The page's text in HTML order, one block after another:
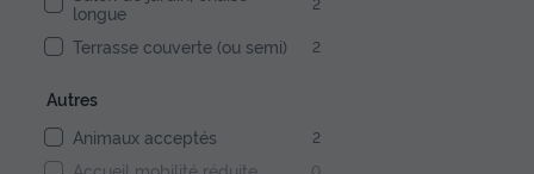
longue
Terrasse couverte (ou semi) 2
Autres
Animaux acceptés
2